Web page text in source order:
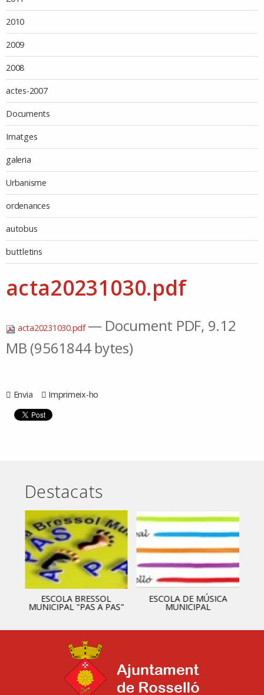
2010
2009
2008
actes-2007
Documents
Imatges
galeria
Urbanisme
ordenances
autobus
buttletins
acta20231030.pdf
acta20231030.pdf — Document PDF, 9.12
MB (9561844 bytes)
Envia Imprimeix-ho
Destacats
ESCOLA BRESSOL
MUNICIPAL "PAS A PAS"
ESCOLA DE MÚSICA
MUNICIPAL